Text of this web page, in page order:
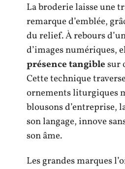
La broderie laisse une
remarque d’emblée,
du relief. À rebours
d’images numériques,
présence tangiblesur
Cette technique
ornements liturgiques
blousons d’entreprise,
son langage, innove
son âme.
Les grandes marques